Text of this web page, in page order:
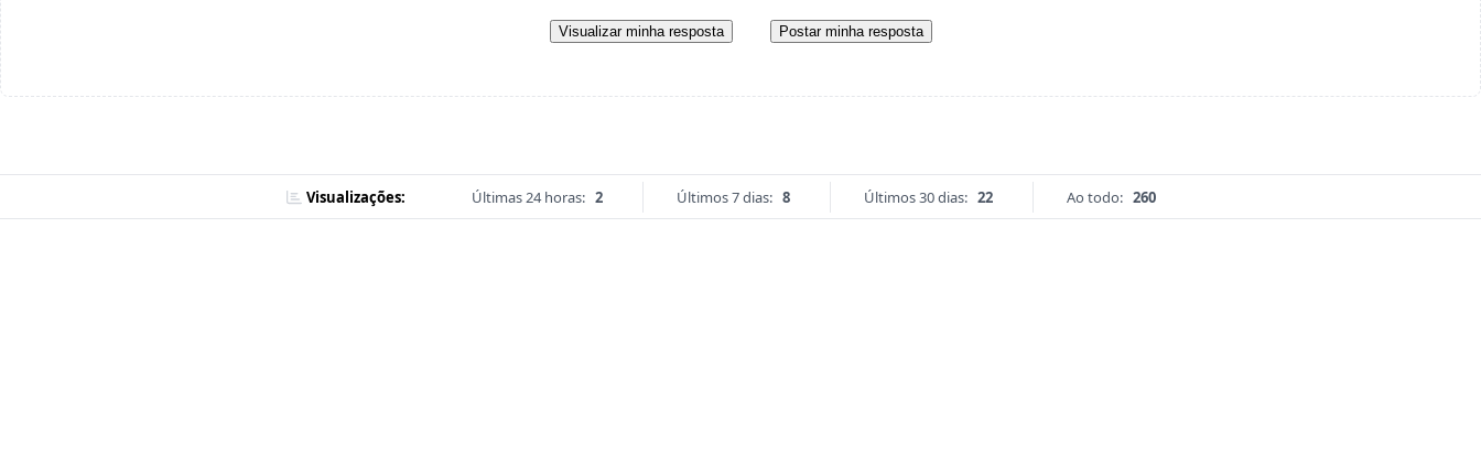
Visualizar minha resposta Postar minha resposta
Visualizações: Últimas 24 horas: 2 Últimos 7 dias: 8 Últimos 30 dias: 22 Ao todo: 260